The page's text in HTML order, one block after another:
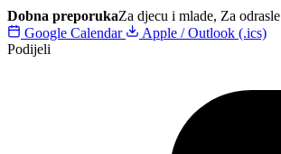
Dobna preporukaZa djecu i mlade, Za odrasle
Google Calendar
Apple / Outlook (.ics)
Podijeli